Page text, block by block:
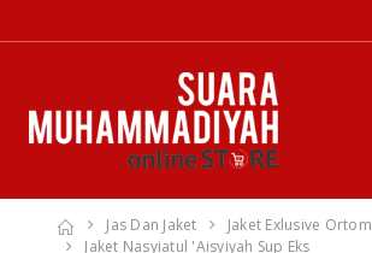
Jas Dan Jaket
Jaket Exlusive Ortom
Jaket Nasyiatul 'Aisyiyah Sup Eks